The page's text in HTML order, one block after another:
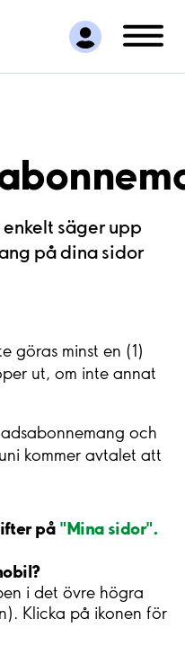
säger upp
på dina sidor
göras minst en (1)
ut, om inte annat
och
kommer avtalet att
på "Mina sidor".
i det övre högra
Klicka på ikonen för